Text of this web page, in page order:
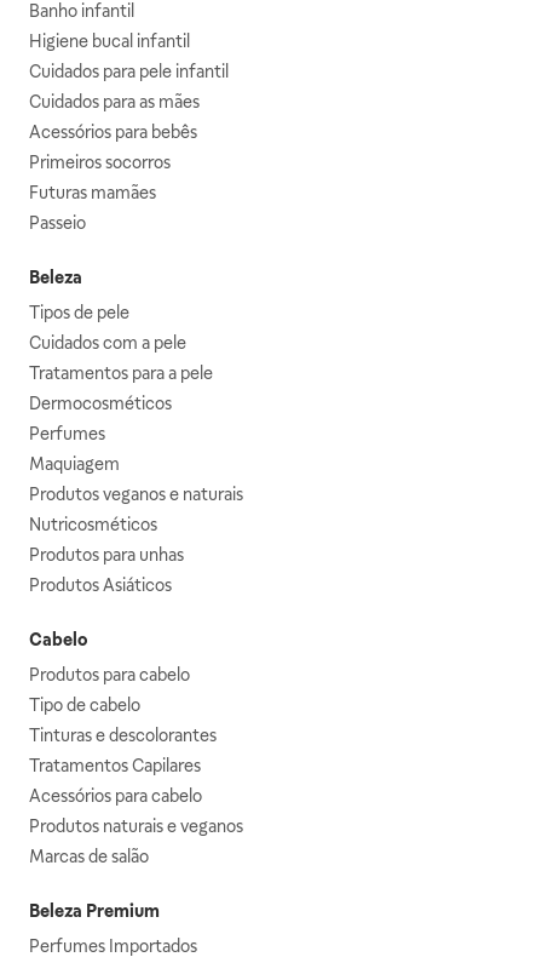
Banho infantil
Higiene bucal infantil
Cuidados para pele infantil
Cuidados para as mães
Acessórios para bebês
Primeiros socorros
Futuras mamães
Passeio
Beleza
Tipos de pele
Cuidados com a pele
Tratamentos para a pele
Dermocosméticos
Perfumes
Maquiagem
Produtos veganos e naturais
Nutricosméticos
Produtos para unhas
Produtos Asiáticos
Cabelo
Produtos para cabelo
Tipo de cabelo
Tinturas e descolorantes
Tratamentos Capilares
Acessórios para cabelo
Produtos naturais e veganos
Marcas de salão
Beleza Premium
Perfumes Importados